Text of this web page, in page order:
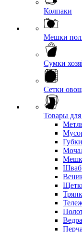
Колпаки
Мешки
Сумки
Сетки
Товары
Ведра